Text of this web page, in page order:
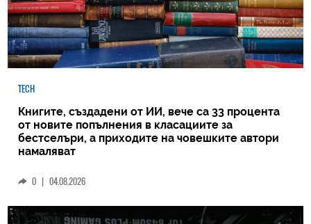
TECH
Книгите, създадени от ИИ, вече са 33 процента
от новите попълнения в класациите за
бестселъри, а приходите на човешките автори
намаляват
0 | 04.08.2026